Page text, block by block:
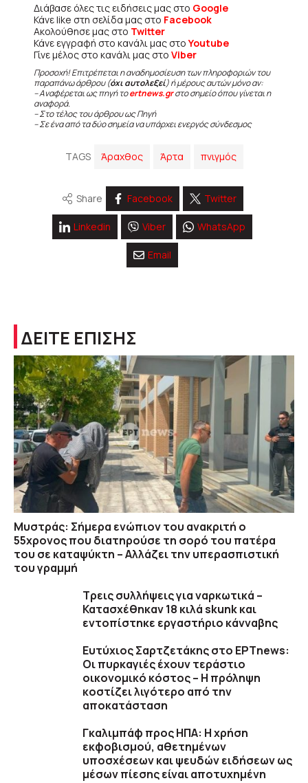
Διάβασε όλες τις ειδήσεις μας στο Google
Κάνε like στη σελίδα μας στο Facebook
Ακολούθησε μας στο Twitter
Κάνε εγγραφή στο κανάλι μας στοYoutube
Γίνε μέλος στο κανάλι μας στο Viber
Προσοχή! Επιτρέπεται η αναδημοσίευση των πληροφοριών του
παραπάνω άρθρου (όχι αυτολεξεί) ή μέρους αυτών μόνο αν:
– Αναφέρεται ως πηγή τοertnews.grστο σημείο όπου γίνεται η
αναφορά.
– Στο τέλος του άρθρου ως Πηγή
– Σε ένα από τα δύο σημεία να υπάρχει ενεργός σύνδεσμος
TAGS Άραχθος Άρτα πνιγμός
Share Facebook Twitter
Linkedin Viber WhatsApp
Email
ΔΕΙΤΕ ΕΠΙΣΗΣ
Μυστράς: Σήμερα ενώπιον του ανακριτή ο
55χρονος που διατηρούσε τη σορό του πατέρα
του σε καταψύκτη – Αλλάζει την υπερασπιστική
του γραμμή
Τρεις συλλήψεις για ναρκωτικά –
Κατασχέθηκαν 18 κιλά skunk και
εντοπίστηκε εργαστήριο κάνναβης
Ευτύχιος Σαρτζετάκης στο ΕΡΤnews:
Οι πυρκαγιές έχουν τεράστιο
οικονομικό κόστος – Η πρόληψη
κοστίζει λιγότερο από την
αποκατάσταση
Γκαλιμπάφ προς ΗΠΑ: Η χρήση
εκφοβισμού, αθετημένων
υποσχέσεων και ψευδών ειδήσεων ως
μέσων πίεσης είναι αποτυχημένη